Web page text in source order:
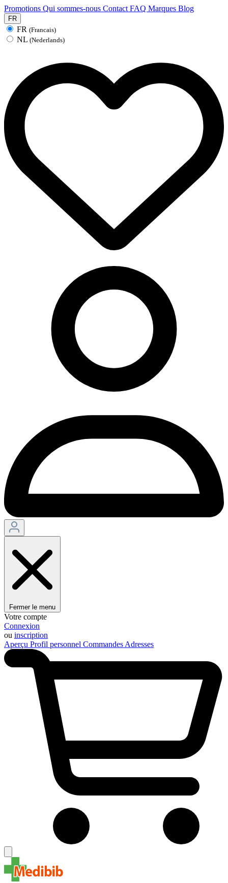
Promotions Qui sommes-nous Contact FAQ Marques Blog
FR
FR (Francais)
NL (Nederlands)
Fermer le menu
Votre compte
Connexion
ou inscription
Aperçu Profil personnel Commandes Adresses